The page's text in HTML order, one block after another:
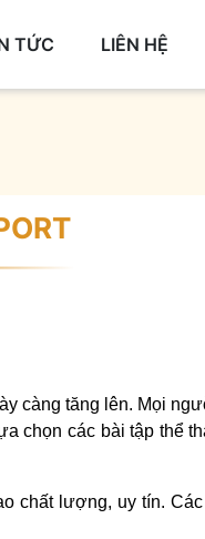
TỨC LIÊN HỆ
càng tăng lên. Mọi
chọn các bài tập thể
chất lượng, uy tín.